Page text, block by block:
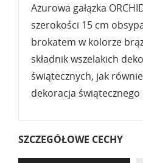
Ażurowa gałązka
szerokości 15 cm
brokatem w kolorze
składnik wszelakich
świątecznych, jak
dekoracja świątecznego
SZCZEGÓŁOWE CECHY